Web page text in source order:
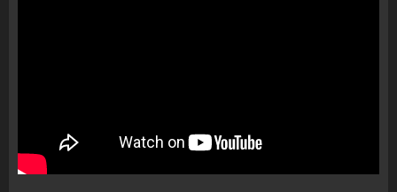
1
“bosen” Joana Nano për
abuzim me fondet publike dhe
pasuri të pajustifikuar